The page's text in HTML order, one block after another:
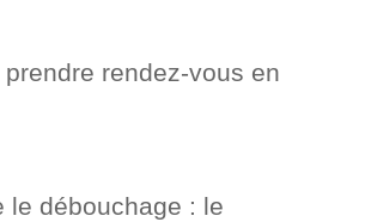
prendre rendez-vous en
le débouchage : le